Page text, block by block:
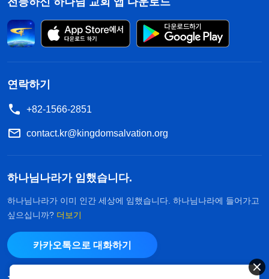
연락하기
+82-1566-2851
contact.kr@kingdomsalvation.org
하나님나라가 임했습니다.
하나님나라가 이미 인간 세상에 임했습니다. 하나님나라에 들어가고
싶으십니까? 더보기
카카오톡으로 대화하기